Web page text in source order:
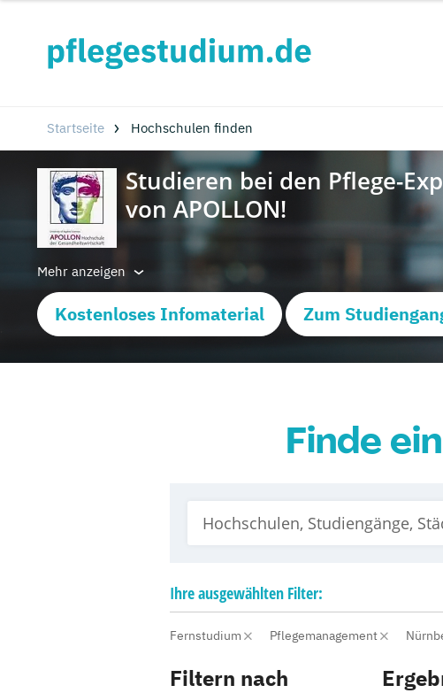
Startseite Hochschulen finden
Mehr anzeigen
Kostenloses Infomaterial Zum
Finde
Ihreausgewählten Filter:
Fernstudium Pflegemanagement
Filtern nach